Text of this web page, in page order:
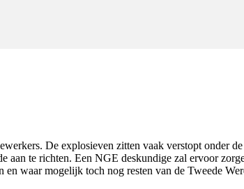
De explosieven zitten vaak verstopt onder
te richten. Een NGE deskundige zal ervoor
waar mogelijk toch nog resten van de Tweede